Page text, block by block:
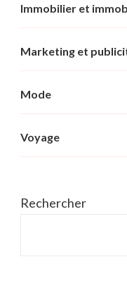
Immobilier et
Marketing et
Mode
Voyage
Rechercher